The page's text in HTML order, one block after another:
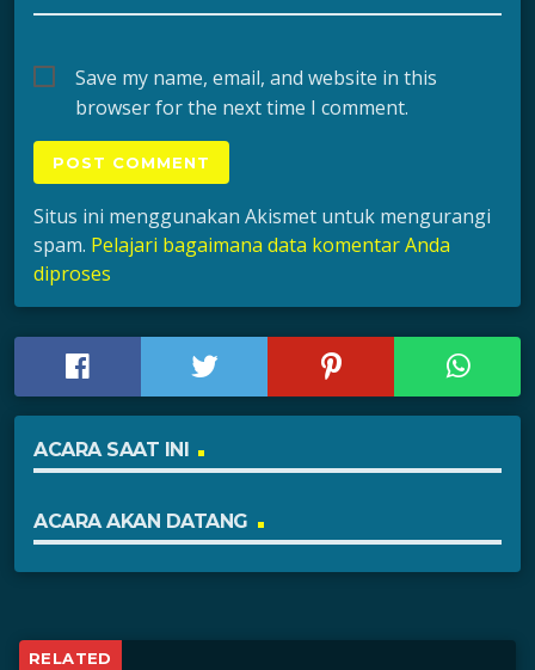
Save my name, email, and website in this
browser for the next time I comment.
Situs ini menggunakan Akismet untuk mengurangi
spam. Pelajari bagaimana data komentar Anda
diproses
ACARA SAAT INI
ACARA AKAN DATANG
RELATED